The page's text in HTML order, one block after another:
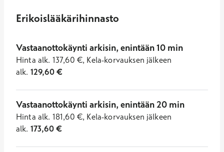
Erikoislääkärihinnasto
Vastaanottokäynti arkisin, enintään 10 min
Hinta alk. 137,60 €, Kela-korvauksen jälkeen
alk. 129,60€
Vastaanottokäynti arkisin, enintään 20 min
Hinta alk. 181,60 €, Kela-korvauksen jälkeen
alk. 173,60€